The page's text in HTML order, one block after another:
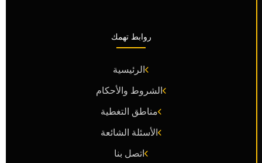
روابط تهمك
الرئيسية
الشروط والأحكام
مناطق التغطية
الأسئلة الشائعة
اتصل بنا